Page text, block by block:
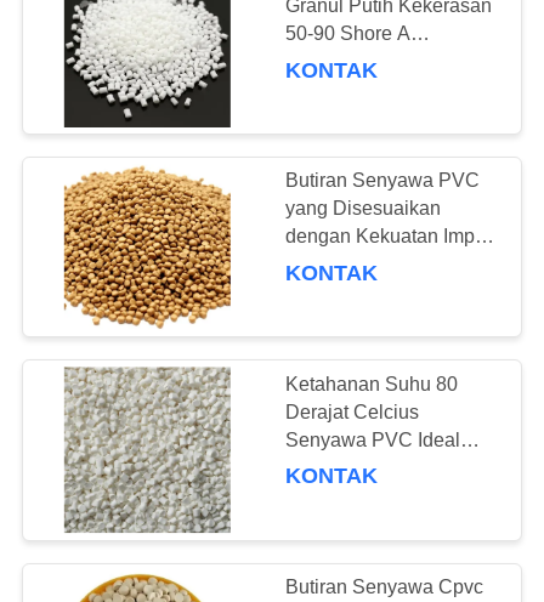
PRIVACY
POLICYKomposisi Fitting
UPVC
Stabilizer PVC
Berbasis Timbal
11
Granul Putih Kekerasan
50-90 Shore A
Sempurna untuk Isolasi
KONTAK
Butiran Senyawa PVC
yang Disesuaikan
dengan Kekuatan Impak
7KJ per Meter Persegi
KONTAK
Ketahanan Suhu 80
Derajat Celcius
Senyawa PVC Ideal
untuk Cetakan Injeksi
KONTAK
Butiran Senyawa Cpvc